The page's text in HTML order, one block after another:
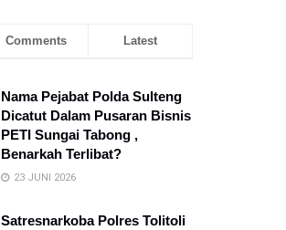
Comments Latest
Nama Pejabat Polda Sulteng
Dicatut Dalam Pusaran Bisnis
PETI Sungai Tabong ,
Benarkah Terlibat?
23 JUNI 2026
Satresnarkoba Polres Tolitoli